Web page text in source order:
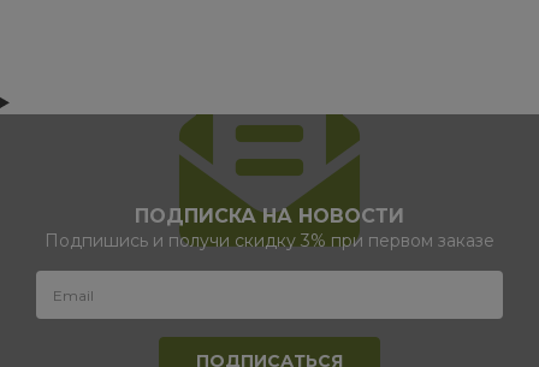
ПОДПИСКА НА НОВОСТИ
Подпишись и получи скидку 3% при первом заказе